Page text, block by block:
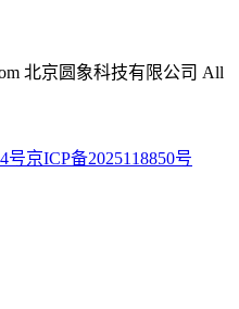
北京圆象科技有限公司 All
号京ICP备2025118850号